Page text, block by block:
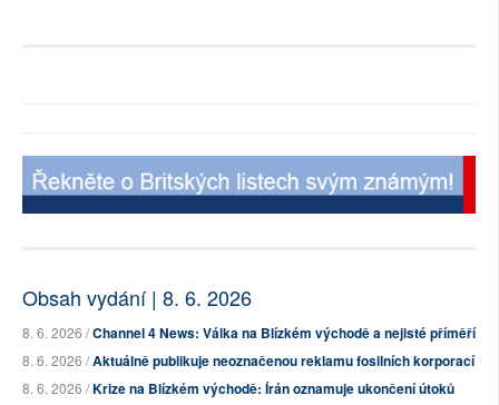
Obsah vydání | 8. 6. 2026
8. 6. 2026 /Channel 4 News: Válka na Blízkém východě a nejisté příměří
8. 6. 2026 /Aktuálně publikuje neoznačenou reklamu fosilních korporací
8. 6. 2026 /Krize na Blízkém východě: Írán oznamuje ukončení útoků